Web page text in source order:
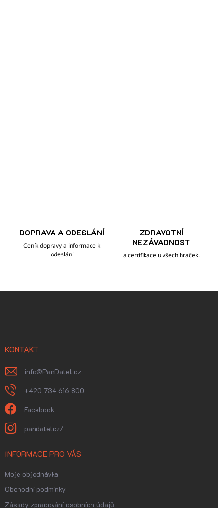
DOPRAVA A ODESLÁNÍ
Ceník dopravy a informace k
odeslání
ZDRAVOTNÍ
NEZÁVADNOST
a certifikace u všech hraček.
KONTAKT
info@PanDatel.cz
+420 734 616 800
Facebook
pandatelcz/
INFORMACE PRO VÁS
Moje objednávka
Obchodní podmínky
Zásady zpracování osobních údajů